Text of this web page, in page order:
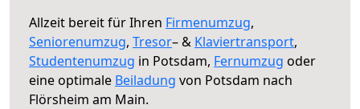
Allzeit bereit für Ihren Firmenumzug,
Seniorenumzug, Tresor– & Klaviertransport,
Studentenumzug in Potsdam, Fernumzug oder
eine optimale Beiladung von Potsdam nach
Flörsheim am Main.